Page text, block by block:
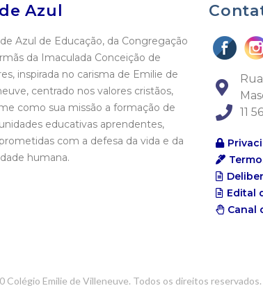
Azul
Azul de Educação, da Congregação
da Imaculada Conceição de
inspirada no carisma de Emilie de
centrado nos valores cristãos,
como sua missão a formação de
educativas aprendentes,
com a defesa da vida e da
humana.
11
Edital
Canal
Colégio Emilie de Villeneuve. Todos os direitos reservados.